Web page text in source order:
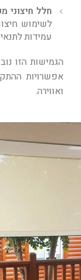
חלל חיצוני
לשימוש
עמידות
הגמישות הזו
אפשרויות
ואווירה.